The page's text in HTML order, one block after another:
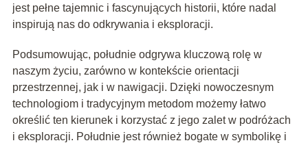
jest pełne tajemnic i fascynujących historii, które nadal
inspirują nas do odkrywania i eksploracji.
Podsumowując, południe odgrywa kluczową rolę w
naszym życiu, zarówno w kontekście orientacji
przestrzennej, jak i w nawigacji. Dzięki nowoczesnym
technologiom i tradycyjnym metodom możemy łatwo
określić ten kierunek i korzystać z jego zalet w podróżach
i eksploracji. Południe jest również bogate w symbolikę i